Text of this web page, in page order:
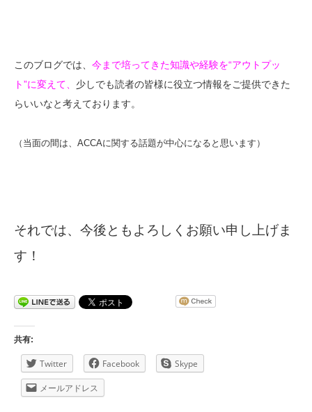
このブログでは、 今まで培ってきた知識や経験を“アウトプッ
ト”に変えて、 少しでも読者の皆様に役立つ情報をご提供できた
らいいなと考えております。
（当面の間は、 ACCAに関する話題が中心になると思います）
それでは、今後ともよろしくお願い申し上げま
す！
共有:
Twitter Facebook Skype
メールアドレス